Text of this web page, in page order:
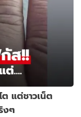
ต แต่ชาวเน็ต
งๆ